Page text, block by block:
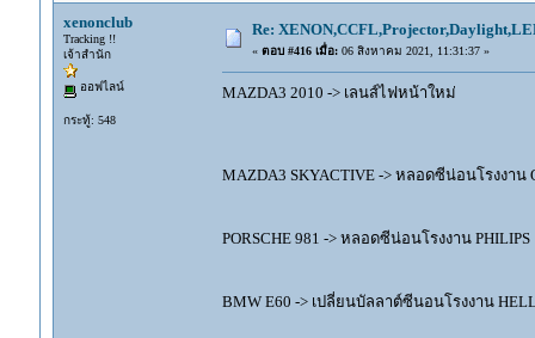
xenonclub
Tracking !!
เจ้าสำนัก
ออฟไลน์
กระทู้: 548
Re:
« ตอบ #416 เมื่อ:06 สิงหาคม 2021, 11:31:37 »
MAZDA3 2010 -> เลนส์ไฟหน้าใหม่
MAZDA3 SKYACTIVE -> หลอดซีน่อนโรงงาน
PORSCHE 981 -> หลอดซีน่อนโรงงาน
BMW E60 -> เปลี่ยนบัลลาต์ซีนอนโรงงาน